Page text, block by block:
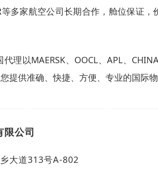
等多家航空公司长期合作，舱位保证
理以MAERSK、OOCL、APL、
提供准确、快捷、方便、专业的国际物
限公司
大道313号A-802